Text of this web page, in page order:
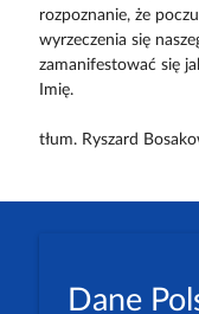
rozpoznanie, że
wyrzeczenia się
zamanifestować się
Imię.
tłum. Ryszard
Dane